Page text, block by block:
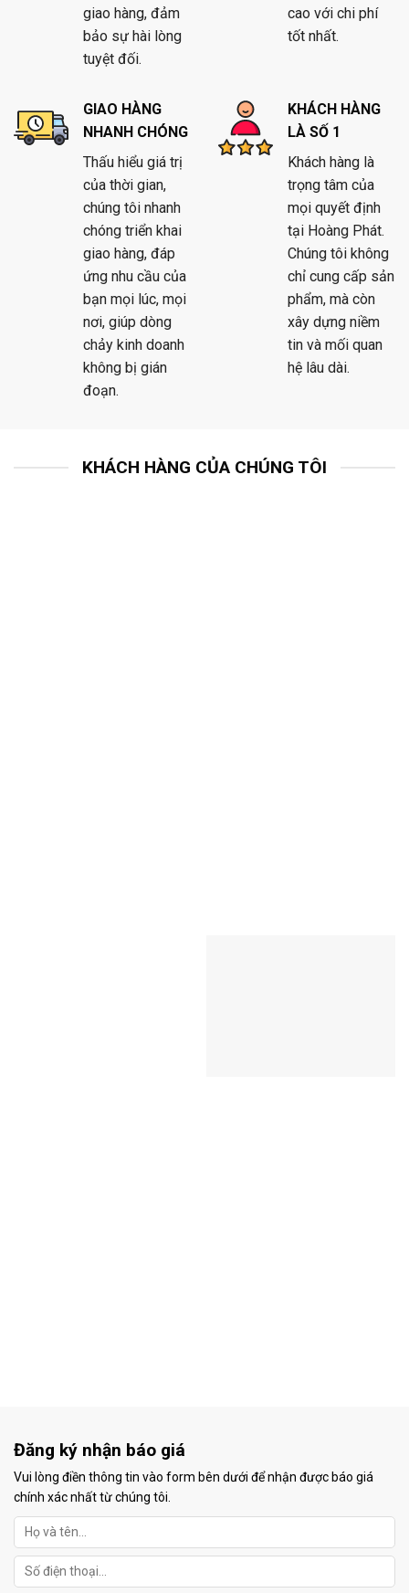
giao hàng, đảm
bảo sự hài lòng
tuyệt đối.
cao với chi phí
tốt nhất.
GIAO HÀNG
NHANH CHÓNG
Thấu hiểu giá trị
của thời gian,
chúng tôi nhanh
chóng triển khai
giao hàng, đáp
ứng nhu cầu của
bạn mọi lúc, mọi
nơi, giúp dòng
chảy kinh doanh
không bị gián
đoạn.
KHÁCH HÀNG
LÀ SỐ 1
Khách hàng là
trọng tâm của
mọi quyết định
tại Hoàng Phát.
Chúng tôi không
chỉ cung cấp sản
phẩm, mà còn
xây dựng niềm
tin và mối quan
hệ lâu dài.
KHÁCH HÀNG CỦA CHÚNG TÔI
Đăng ký nhận báo giá
Vui lòng điền thông tin vào form bên dưới để nhận được báo giá
chính xác nhất từ chúng tôi.